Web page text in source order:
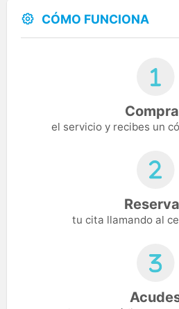
CÓMO FUNCIONA
el servicio y recibes un
tu cita llamando al